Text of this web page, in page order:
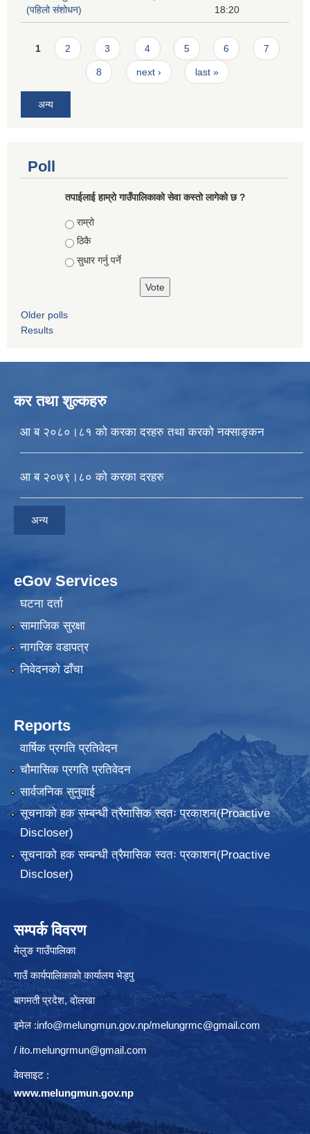
(पहिलो संशोधन)
18:20
Pages
1 2 3 4 5 6 7
8 next › last »
अन्य
Poll
तपाईलाई हाम्राे गाउँपालिकाको सेवा कस्तो लागेको छ ?
Choices
राम्रो
ठिकै
सुधार गर्नु पर्ने
Older polls
Results
कर तथा शुल्कहरु
आ ब २०८०।८१ को करका दरहरु तथा करको नक्साङ्कन
आ ब २०७९।८० को करका दरहरु
अन्य
eGov Services
घटना दर्ता
सामाजिक सुरक्षा
नागरिक वडापत्र
निवेदनकाे ढाँचा
Reports
वार्षिक प्रगति प्रतिवेदन
चौमासिक प्रगति प्रतिवेदन
सार्वजनिक सुनुवाई
सूचनाको हक सम्बन्धी त्रैमासिक स्वतः प्रकाशन(Proactive
Discloser)
सूचनाको हक सम्बन्धी त्रैमासिक स्वतः प्रकाशन(Proactive
Discloser)
सम्पर्क विवरण
मेलुङ गाउँपालिका
गाउँ कार्यपालिकाको कार्यालय भेड्पु
बागमती प्रदेश, दाेलखा
इमेल :info@melungmun.gov.np/melungrmc@gmail.com
/ ito.melungrmun@gmail.com
वेवसाइट :
www.melungmun.gov.np